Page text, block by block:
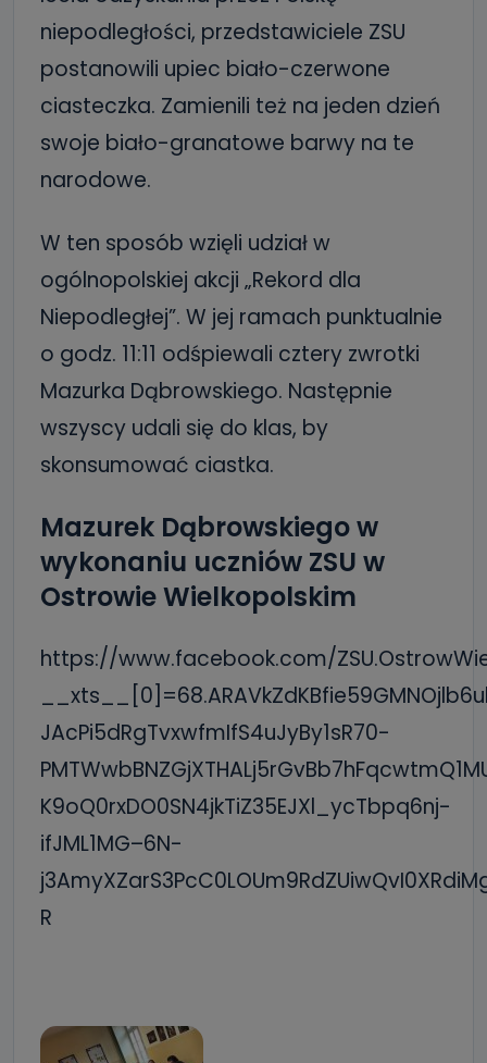
niepodległości, przedstawiciele ZSU
postanowili upiec biało-czerwone
ciasteczka. Zamienili też na jeden dzień
swoje biało-granatowe barwy na te
narodowe.
W ten sposób wzięli udział w
ogólnopolskiej akcji „Rekord dla
Niepodległej”. W jej ramach punktualnie
o godz. 11:11 odśpiewali cztery zwrotki
Mazurka Dąbrowskiego. Następnie
wszyscy udali się do klas, by
skonsumować ciastka.
Mazurek Dąbrowskiego w
wykonaniu uczniów ZSU w
Ostrowie Wielkopolskim
https://www.facebook.com/
JAcPi5dRgTvxwfmIfS4uJyBy1sR70-
K9oQ0rxDO0SN4jkTiZ35EJXl_ycTbpq6nj-
ifJML1MG–6N-
R